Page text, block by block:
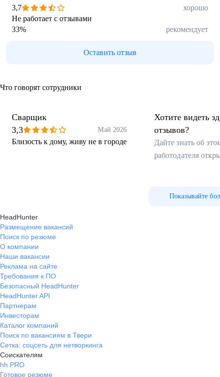
3,7
хорошо
Не работает с отзывами
33% рекомендует
Оставить отзыв
Что говорят сотрудники
Сварщик
3,3
Май 2026
Близость к дому, живу не в городе
Хотите видеть
отзывов?
Дайте знать об
работодателя
Показывайте
HeadHunter
Размещение вакансий
Поиск по резюме
О компании
Наши вакансии
Реклама на сайте
Требования к ПО
Безопасный HeadHunter
HeadHunter API
Партнерам
Инвесторам
Каталог компаний
Поиск по вакансиям в Твери
Сетка: соцсеть для нетворкинга
Соискателям
hh PRO
Готовое резюме